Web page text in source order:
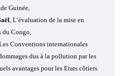
Guinée,
, L’évaluation de la mise en
du Congo,
Conventions internationales
dus à la pollution par les
avantages pour les Etats côtiers